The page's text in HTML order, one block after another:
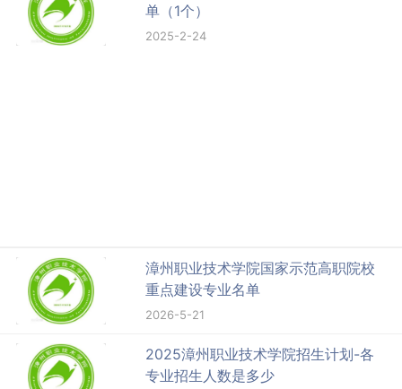
单（1个）
2025-2-24
漳州职业技术学院国家示范高职院校
重点建设专业名单
2026-5-21
2025漳州职业技术学院招生计划-各
专业招生人数是多少